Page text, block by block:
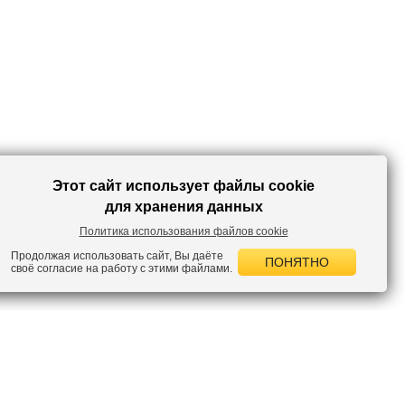
Этот сайт использует файлы cookie
для хранения данных
Политика использования файлов cookie
Продолжая использовать сайт, Вы даёте
своё согласие на работу с этими файлами.
ПОНЯТНО